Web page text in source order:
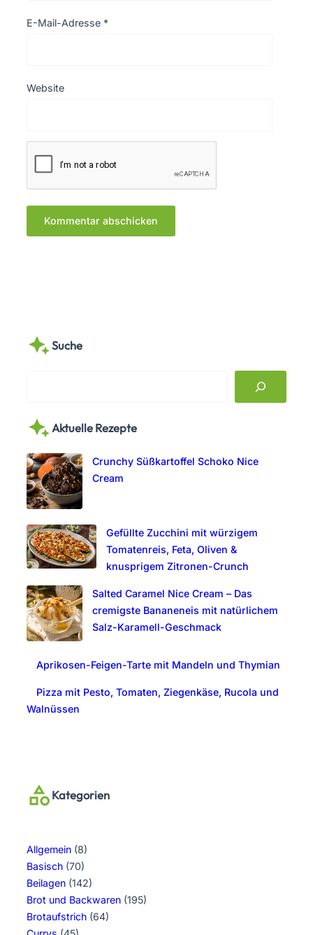
E-Mail-Adresse *
Website
Suche
r
h
Aktuelle Rezepte
Crunchy Süßkartoffel Schoko Nice
Cream
Gefüllte Zucchini mit würzigem
Tomatenreis, Feta, Oliven &
knusprigem Zitronen-Crunch
Salted Caramel Nice Cream – Das
cremigste Bananeneis mit natürlichem
Salz-Karamell-Geschmack
Aprikosen-Feigen-Tarte mit Mandeln und Thymian
Pizza mit Pesto, Tomaten, Ziegenkäse, Rucola und
Walnüssen
Kategorien
Allgemein (8)
Basisch (70)
Beilagen (142)
Brot und Backwaren (195)
Brotaufstrich (64)